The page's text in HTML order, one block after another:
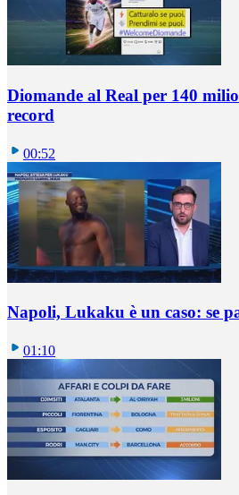
Diomande al Real per 140
record
00:52
Napoli, Lukaku è un caso: se
01:10